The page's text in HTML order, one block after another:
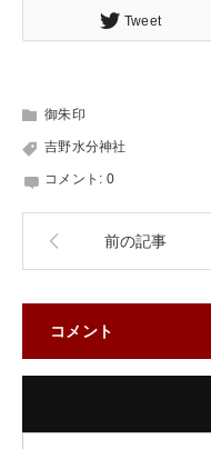
Tweet
御朱印
吉野水分神社
コメント: 0
前の記事
コメント